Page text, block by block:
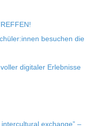
besu­chen die
digi­ta­ler Erleb­nisse
exch­ange” –